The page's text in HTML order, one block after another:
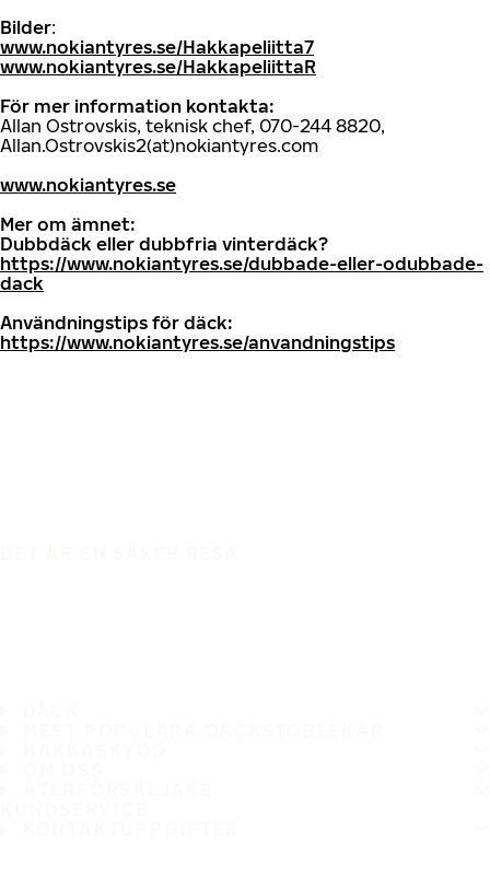
Bilder:
www.nokiantyres.se/Hakkapeliitta7
www.nokiantyres.se/HakkapeliittaR
För mer information kontakta:
Allan Ostrovskis, teknisk chef, 070-244 8820,
Allan.Ostrovskis2(at)nokiantyres.com
www.nokiantyres.se
Mer om ämnet:
Dubbdäck eller dubbfria vinterdäck?
https://www.nokiantyres.se/dubbade-eller-odubbade-
dack
Användningstips för däck:
https://www.nokiantyres.se/anvandningstips